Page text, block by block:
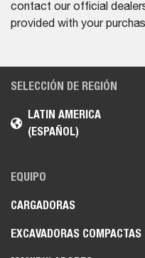
contact our official
provided with your
SELECCIÓN DE REGIÓN
LATIN AMERICA
(ESPAÑOL)
EQUIPO
CARGADORAS
EXCAVADORAS COMPACTAS